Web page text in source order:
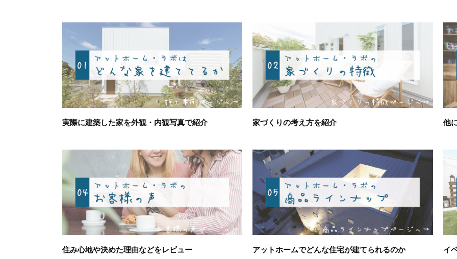
実際に建築した家を外観・内観写真で紹介 家づくりの考え方を紹介 他
住み心地や決めた理由などをレビュー アットホームでどんな住宅が建てられるのか イ